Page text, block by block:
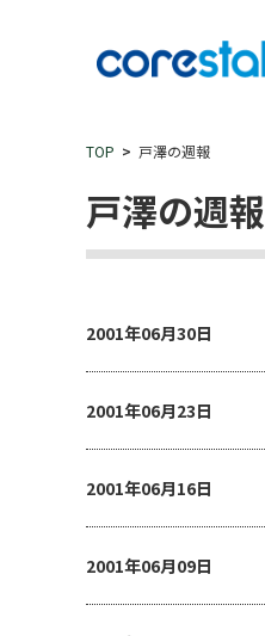
TOP 戸澤の週報
戸澤の週報
2001年06月30日
2001年06月23日
2001年06月16日
2001年06月09日